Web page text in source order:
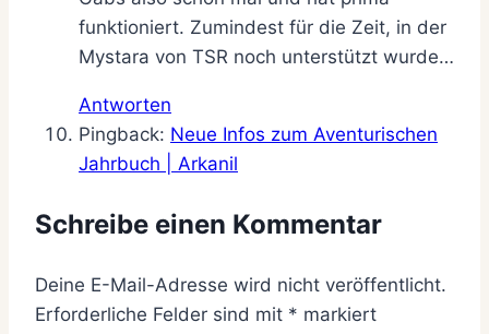
funktioniert. Zumindest für die Zeit, in der
Mystara von TSR noch unterstützt wurde…
Antworten
Pingback: Neue Infos zum Aventurischen
Jahrbuch | Arkanil
Schreibe einen Kommentar
Deine E-Mail-Adresse wird nicht veröffentlicht.
Erforderliche Felder sind mit * markiert